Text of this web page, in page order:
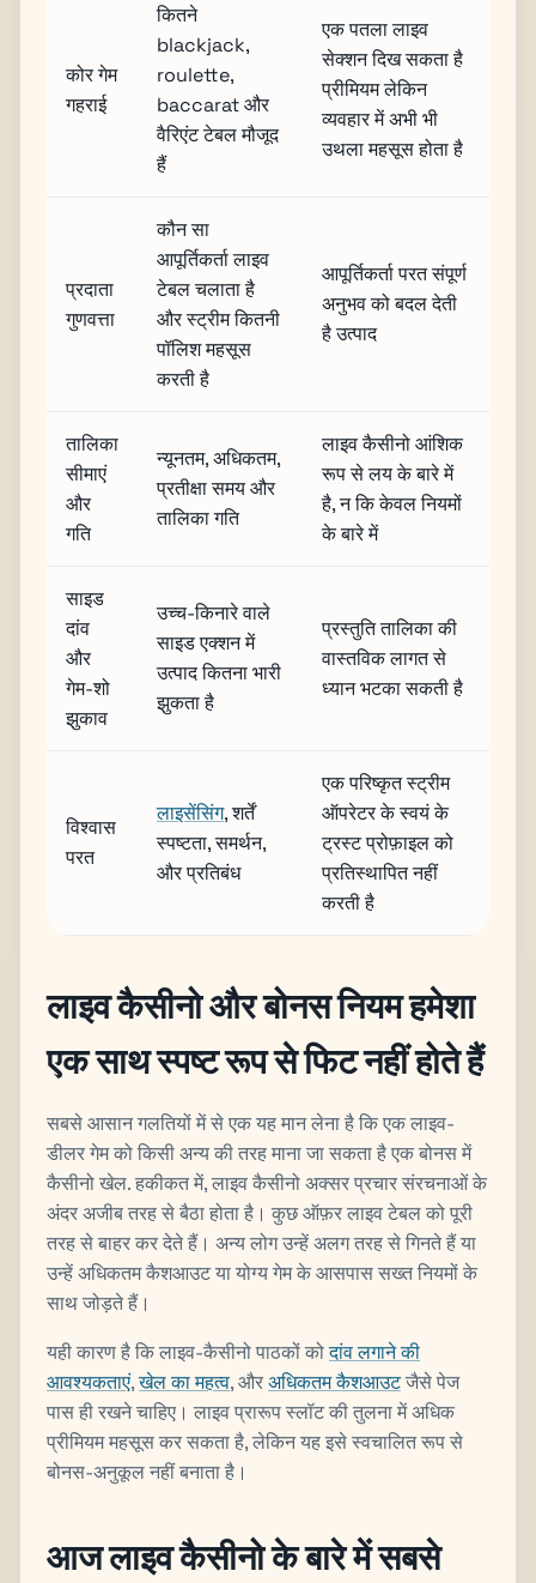
कोर गेम
गहराई
कितने
blackjack,
roulette,
baccarat और
वैरिएंट टेबल मौजूद
हैं
एक पतला लाइव
सेक्शन दिख सकता है
प्रीमियम लेकिन
व्यवहार में अभी भी
उथला महसूस होता है
प्रदाता
गुणवत्ता
कौन सा
आपूर्तिकर्ता लाइव
टेबल चलाता है
और स्ट्रीम कितनी
पॉलिश महसूस
करती है
आपूर्तिकर्ता परत संपूर्ण
अनुभव को बदल देती
है उत्पाद
तालिका
सीमाएं
और
गति
न्यूनतम, अधिकतम,
प्रतीक्षा समय और
तालिका गति
लाइव कैसीनो आंशिक
रूप से लय के बारे में
है, न कि केवल नियमों
के बारे में
साइड
दांव
और
गेम-शो
झुकाव
उच्च-किनारे वाले
साइड एक्शन में
उत्पाद कितना भारी
झुकता है
प्रस्तुति तालिका की
वास्तविक लागत से
ध्यान भटका सकती है
विश्वास
परत
लाइसेंसिंग, शर्तें
स्पष्टता, समर्थन,
और प्रतिबंध
एक परिष्कृत स्ट्रीम
ऑपरेटर के स्वयं के
ट्रस्ट प्रोफ़ाइल को
प्रतिस्थापित नहीं
करती है
लाइव कैसीनो और बोनस नियम हमेशा
एक साथ स्पष्ट रूप से फिट नहीं होते हैं
सबसे आसान गलतियों में से एक यह मान लेना है कि एक लाइव-
डीलर गेम को किसी अन्य की तरह माना जा सकता है एक बोनस में
कैसीनो खेल. हकीकत में, लाइव कैसीनो अक्सर प्रचार संरचनाओं के
अंदर अजीब तरह से बैठा होता है। कुछ ऑफ़र लाइव टेबल को पूरी
तरह से बाहर कर देते हैं। अन्य लोग उन्हें अलग तरह से गिनते हैं या
उन्हें अधिकतम कैशआउट या योग्य गेम के आसपास सख्त नियमों के
साथ जोड़ते हैं।
यही कारण है कि लाइव-कैसीनो पाठकों कोदांव लगाने की
आवश्यकताएं,खेल का महत्व, औरअधिकतम कैशआउटजैसे पेज
पास ही रखने चाहिए। लाइव प्रारूप स्लॉट की तुलना में अधिक
प्रीमियम महसूस कर सकता है, लेकिन यह इसे स्वचालित रूप से
बोनस-अनुकूल नहीं बनाता है।
आज लाइव कैसीनो के बारे में सबसे